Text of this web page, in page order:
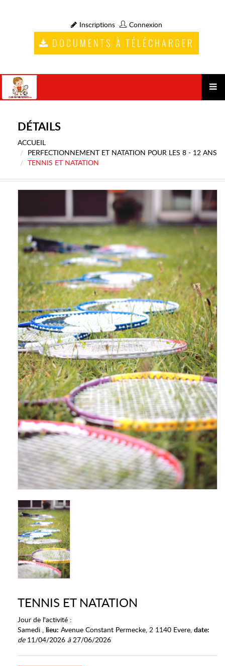
Inscriptions Connexion
DOCUMENTS À TÉLÉCHARGER
DÉTAILS
ACCUEIL
PERFECTIONNEMENT ET NATATION POUR LES 8 - 12 ANS
TENNIS ET NATATION
TENNIS ET NATATION
Jour de l'activité :
Samedi ,
lieu: Avenue Constant Permecke, 2 1140 Evere, date:
de11/04/2026 à27/06/2026